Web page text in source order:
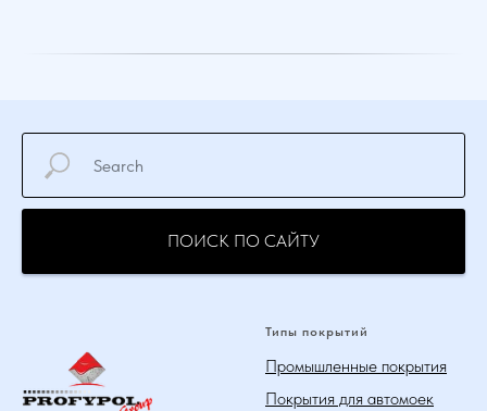
ПОИСК ПО САЙТУ
Типы покрытий
Промышленные покрытия
Покрытия для автомоек